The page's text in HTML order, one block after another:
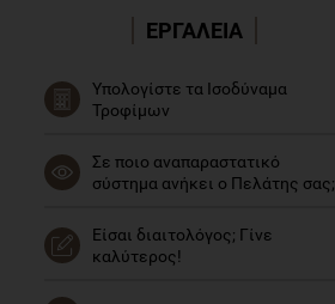
ΕΡΓΑΛΕΙΑ
Υπολογίστε τα Ισοδύναμα
Τροφίμων
Σε ποιο αναπαραστατικό
σύστημα ανήκει ο Πελάτης σας;
Είσαι διαιτολόγος; Γίνε
καλύτερος!